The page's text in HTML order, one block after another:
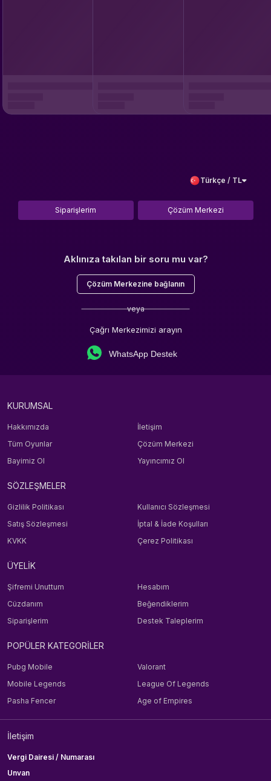
Türkçe / TL
Siparişlerim Çözüm Merkezi
Aklınıza takılan bir soru mu var?
Çözüm Merkezine bağlanın
veya
Çağrı Merkezimizi arayın
WhatsApp Destek
KURUMSAL
Hakkımızda
İletişim
Tüm Oyunlar
Çözüm Merkezi
Bayimiz Ol
Yayıncımız Ol
SÖZLEŞMELER
Gizlilik Politikası
Kullanıcı Sözleşmesi
Satış Sözleşmesi
İptal & İade Koşulları
KVKK
Çerez Politikası
ÜYELİK
Şifremi Unuttum
Hesabım
Cüzdanım
Beğendiklerim
Siparişlerim
Destek Taleplerim
POPÜLER KATEGORİLER
Pubg Mobile
Valorant
Mobile Legends
League Of Legends
Pasha Fencer
Age of Empires
İletişim
Vergi Dairesi / Numarası
Unvan